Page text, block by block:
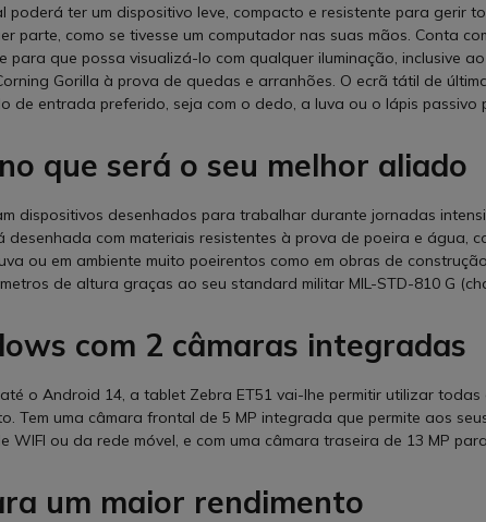
poderá ter um dispositivo leve, compacto e resistente para gerir
parte, como se tivesse um computador nas suas mãos. Conta
que possa visualizá-lo com qualquer iluminação, inclusive ao
Gorilla à prova de quedas e arranhões. O ecrã tátil de
de entrada preferido, seja com o dedo, a luva ou o lápis passivo
que será o seu melhor aliado
dispositivos desenhados para trabalhar durante jornadas
com materiais resistentes à prova de poeira e água,
ou em ambiente muito poeirentos como em obras de
de altura graças ao seu standard militar MIL-STD-810 G
com 2 câmaras integradas
o Android 14, a tablet Zebra ET51 vai-lhe permitir utilizar todas
Tem uma câmara frontal de 5 MP integrada que permite aos
ou da rede móvel, e com uma câmara traseira de 13 MP para
um maior rendimento